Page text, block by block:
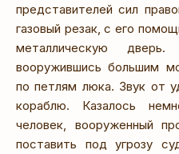
представителей сил
газовый резак, с его
металлическую
вооружившись большим
по петлям люка. Звук от
кораблю. Казалось
человек, вооруженный
поставить под угрозу